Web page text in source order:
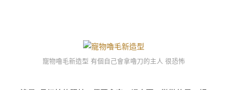
寵物嚕毛新造型 有個自己會拿嚕刀的主人 很恐怖